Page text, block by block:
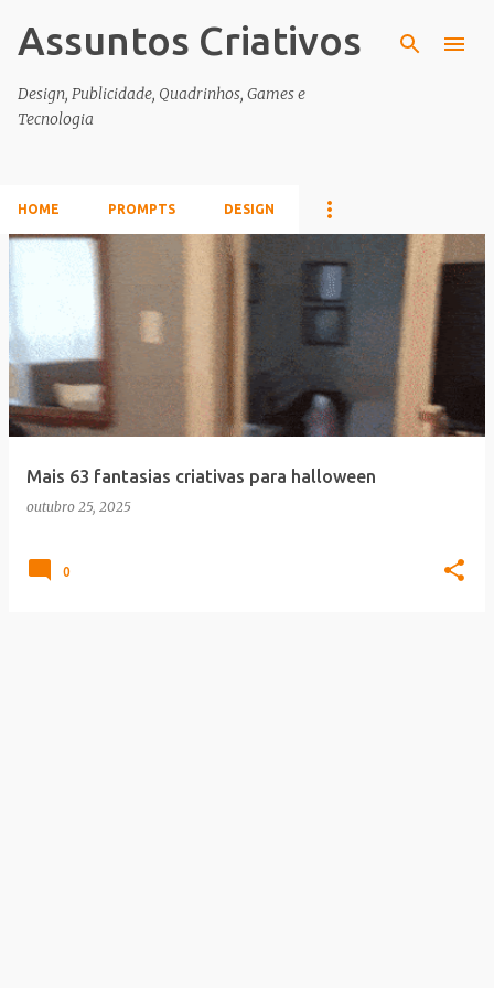
Pular para o conteúdo principal
Assuntos Criativos
Design, Publicidade, Quadrinhos, Games e
Tecnologia
HOME PROMPTS DESIGN
P
o
s
t
a
g
Mais 63 fantasias criativas para halloween
outubro 25, 2025
0